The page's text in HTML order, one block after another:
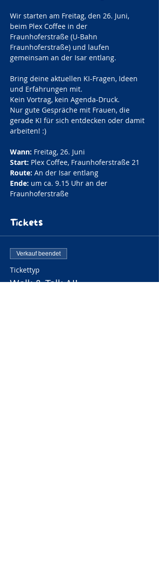
Wir starten am Freitag, den 26. Juni,
beim Plex Coffee in der
Fraunhoferstraße (U-Bahn
Fraunhoferstraße) und laufen
gemeinsam an der Isar entlang.
Bring deine aktuellen KI-Fragen, Ideen
und Erfahrungen mit.
Kein Vortrag, kein Agenda-Druck.
Nur gute Gespräche mit Frauen, die
gerade KI für sich entdecken oder damit
arbeiten! :)
Wann: Freitag, 26. Juni
Start: Plex Coffee, Fraunhoferstraße 21
Route: An der Isar entlang
Ende: um ca. 9.15 Uhr an der
Fraunhoferstraße
Tickets
Verkauf beendet
Tickettyp
Walk & Talk AI!